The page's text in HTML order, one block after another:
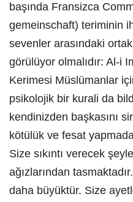
başında Fransizca
gemeinschaft) teriminin
sevenler arasındaki
görülüyor olmalıdır: Al-i
Kerimesi Müslümanlar
psikolojik bir kurali da
kendinizden başkasını
kötülük ve fesat
Size sıkıntı verecek
ağızlarından
daha büyüktür. Size